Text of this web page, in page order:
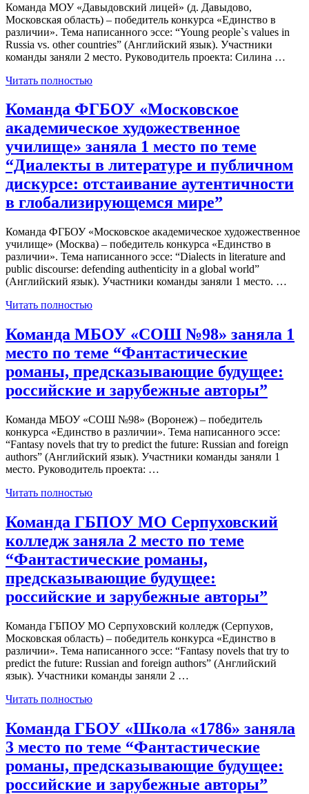
Команда МОУ «Давыдовский лицей» (д. Давыдово,
Московская область) – победитель конкурса «Единство в
различии». Тема написанного эссе: “Young people`s values in
Russia vs. other countries” (Английский язык). Участники
команды заняли 2 место. Руководитель проекта: Силина …
Читать полностью
Команда ФГБОУ «Московское
академическое художественное
училище» заняла 1 место по теме
“Диалекты в литературе и публичном
дискурсе: отстаивание аутентичности
в глобализирующемся мире”
Команда ФГБОУ «Московское академическое художественное
училище» (Москва) – победитель конкурса «Единство в
различии». Тема написанного эссе: “Dialects in literature and
public discourse: defending authenticity in a global world”
(Английский язык). Участники команды заняли 1 место. …
Читать полностью
Команда МБОУ «СОШ №98» заняла 1
место по теме “Фантастические
романы, предсказывающие будущее:
российские и зарубежные авторы”
Команда МБОУ «СОШ №98» (Воронеж) – победитель
конкурса «Единство в различии». Тема написанного эссе:
“Fantasy novels that try to predict the future: Russian and foreign
authors” (Английский язык). Участники команды заняли 1
место. Руководитель проекта: …
Читать полностью
Команда ГБПОУ МО Серпуховский
колледж заняла 2 место по теме
“Фантастические романы,
предсказывающие будущее:
российские и зарубежные авторы”
Команда ГБПОУ МО Серпуховский колледж (Серпухов,
Московская область) – победитель конкурса «Единство в
различии». Тема написанного эссе: “Fantasy novels that try to
predict the future: Russian and foreign authors” (Английский
язык). Участники команды заняли 2 …
Читать полностью
Команда ГБОУ «Школа «1786» заняла
3 место по теме “Фантастические
романы, предсказывающие будущее:
российские и зарубежные авторы”